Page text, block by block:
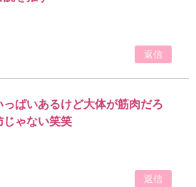
返信
ぱいあるけど大体が筋肉だろ
じゃない笑笑
返信